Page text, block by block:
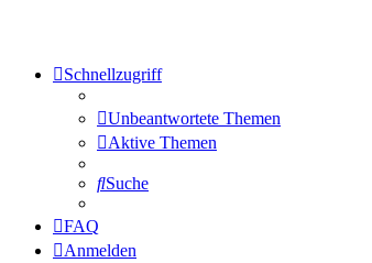
Schnellzugriff
Unbeantwortete Themen
Aktive Themen
Suche
FAQ
Anmelden